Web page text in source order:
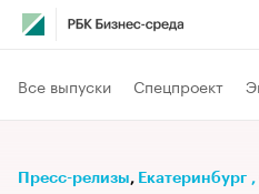
Все выпуски Спецпроект
Пресс-релизы⁠, Екатеринбург ,